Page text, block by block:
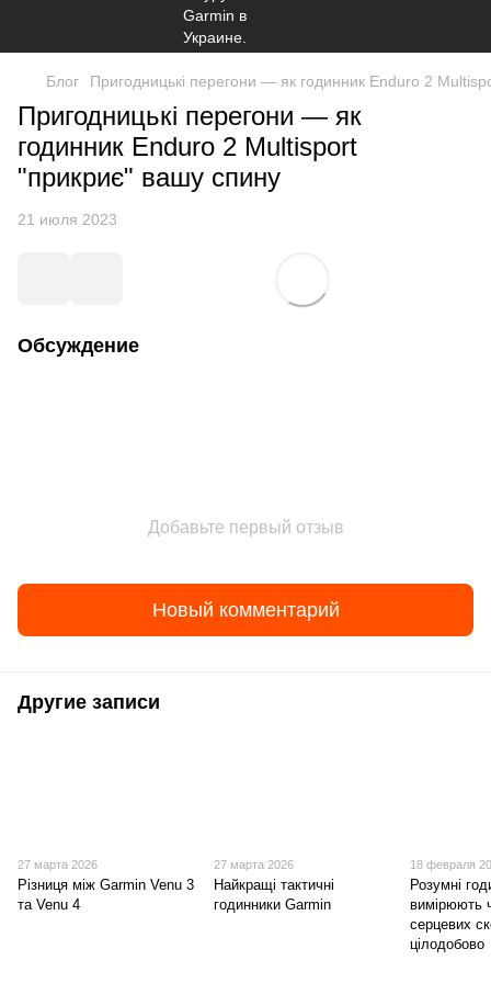
Блог Пригодницькі перегони — як годинник Enduro 2
Пригодницькі перегони — як
годинник Enduro 2 Multisport
"прикриє" вашу спину
21 июля 2023
Обсуждение
Добавьте первый отзыв
Новый комментарий
Другие записи
27 марта 2026
Різниця між Garmin Venu 3
та Venu 4
27 марта 2026
Найкращі тактичні
годинники Garmin
18 февраля
Розумні
вимірюють
серцевих
цілодобово